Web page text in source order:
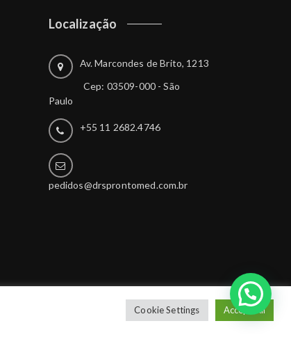
Localização
Av. Marcondes de Brito, 1213
Cep: 03509-000 - São
Paulo
+55 11 2682.4746
pedidos@drsprontomed.com.br
Cookie Settings Accept All